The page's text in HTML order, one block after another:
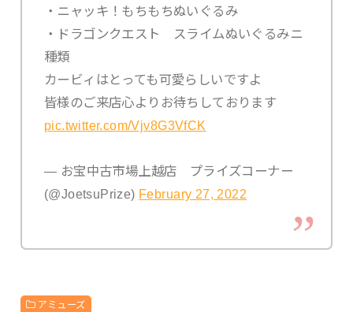
・ニャッキ！もちもちぬいぐるみ
・ドラゴンクエスト スライムぬいぐるみニ
種類
カービィはとっても可愛らしいですよ
皆様のご来店心よりお待ちしております
pic.twitter.com/Vjv8G3VfCK
— お宝中古市場上越店 プライズコーナー
(@JoetsuPrize) February 27, 2022
アミューズ